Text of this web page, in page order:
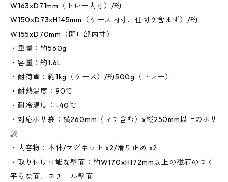
W163xD71mm（トレー内寸）/約
W150xD73xH145mm（ケース内寸、仕切り含まず）/約
W155xD70mm（開口部内寸）
・重量：約560g
・容量：約1.6L
・耐荷重：約1kg（ケース）/約500g（トレー）
・耐熱温度：90℃
・耐冷温度：-40℃
・対応ポリ袋：横260mm（マチ含む）x縦250mm以上のポリ
袋
・内容物：本体/マグネット x2/滑り止め x2
・取り付け可能な壁面：約W170xH172mm以上の磁石のつく
平らな面、スチール壁面